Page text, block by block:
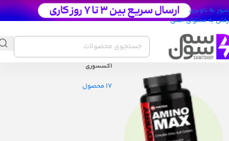
عبور به ناوبری
رفتن به محتوای اصلی
اکسسوری
17 محصول